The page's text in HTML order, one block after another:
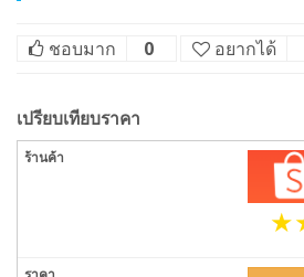
ชอบมาก 0 อยากได้
เปรียบเทียบราคา